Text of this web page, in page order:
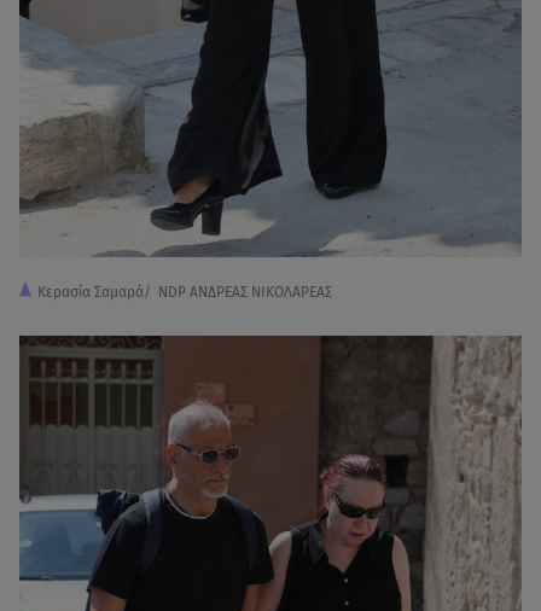
Κερασία Σαμαρά/ NDP ΑΝΔΡΕΑΣ ΝΙΚΟΛΑΡΕΑΣ